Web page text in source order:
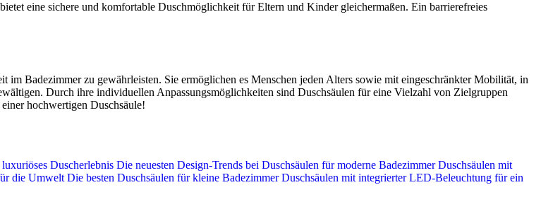
eine sichere und komfortable Duschmöglichkeit für Eltern und Kinder gleichermaßen. Ein barrierefreies
Badezimmer zu gewährleisten. Sie ermöglichen es Menschen jeden Alters sowie mit eingeschränkter Mobilität, in
Durch ihre individuellen Anpassungsmöglichkeiten sind Duschsäulen für eine Vielzahl von Zielgruppen
hochwertigen Duschsäule!
Duscherlebnis Die neuesten Design-Trends bei Duschsäulen für moderne BadezimmerDuschsäulen mit
die Umwelt Die besten Duschsäulen für kleine BadezimmerDuschsäulen mit integrierter LED-Beleuchtung für ein